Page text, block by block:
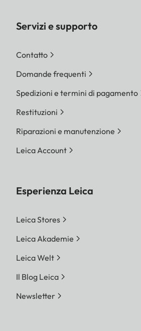
Servizi e supporto
Contatto
Domande frequenti
Spedizioni e termini di pagamento
Restituzioni
Riparazioni e manutenzione
Leica Account
Esperienza Leica
Leica Stores
Leica Akademie
Leica Welt
Il Blog Leica
Newsletter